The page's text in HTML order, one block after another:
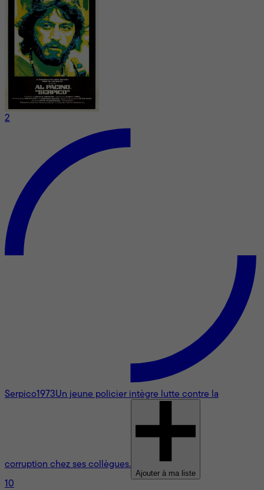
2
Serpico1973Un jeune policier intègre lutte contre la
corruption chez ses collègues.
Ajouter à ma liste
10